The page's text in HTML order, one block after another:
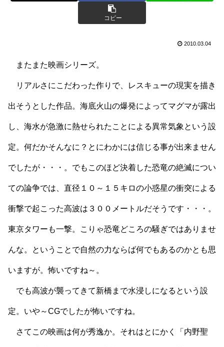
コピー
2010.03.04
またまた映画シリーズ。
リアルさにこだわった作りで、レスキューの現実を描き
出そうとした作品。海底火山の爆発によってマグマが露出
し、海水が急激に熱せられたことによる異常気象という設
定。何だかそんなに？とにわかには信じる事が出来ません
でしたが・・・。でもこのほど決着した恐竜の絶滅につい
ての論争では、直径１０～１５キロの小惑星の衝突による
衝撃で起こった高波は３００メートルだそうです・・・。
東京タワーも一撃。こりゃ恐竜どころの騒ぎではありませ
んな。ということで自然の力ならば何でもあるのかとも思
いますが。怖いですね～。
でも高波が襲ってきて新橋まで水浸しになるという設
定。いや～CGでしたが怖いですね。
さてこの映画は何が秀逸か。それはとにかく「内野聖